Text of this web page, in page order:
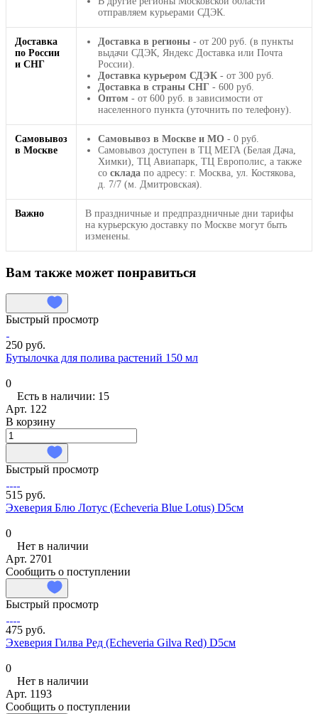
отправляем курьерами СДЭК.
Доставка
по России
и СНГ
Доставка в регионы - от 200 руб. (в пункты
выдачи СДЭК, Яндекс Доставка или Почта
России).
Доставка курьером СДЭК - от 300 руб.
Доставка в страны СНГ - 600 руб.
Оптом - от 600 руб. в зависимости от
населенного пункта (уточнить по телефону).
Самовывоз
в Москве
Самовывоз в Москве и МО - 0 руб.
Самовывоз доступен в ТЦ МЕГА (Белая Дача,
Химки), ТЦ Авиапарк, ТЦ Европолис, а также
со склада по адресу: г. Москва, ул. Костякова,
д. 7/7 (м. Дмитровская).
Важно
В праздничные и предпраздничные дни тарифы
на курьерскую доставку по Москве могут быть
изменены.
Вам также может понравиться
Быстрый просмотр
250 руб.
Бутылочка для полива растений 150 мл
0
Есть в наличии: 15
Арт. 122
В корзину
Быстрый просмотр
515 руб.
Эхеверия Блю Лотус (Echeveria Blue Lotus) D5см
0
Нет в наличии
Арт. 2701
Сообщить о поступлении
Быстрый просмотр
475 руб.
Эхеверия Гилва Ред (Echeveria Gilva Red) D5см
0
Нет в наличии
Арт. 1193
Сообщить о поступлении